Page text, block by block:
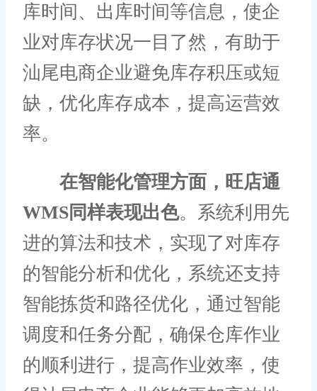
库时间、出库时间等信息，使企
业对库存状况一目了然，有助于
汕尾电商企业避免库存积压或短
缺，优化库存成本，提高运营效
率。
在智能化管理方面，旺店通
WMS同样表现出色。系统利用先
进的算法和技术，实现了对库存
的智能分析和优化，系统还支持
智能拣货和路径优化，通过智能
调度和任务分配，确保仓库作业
的顺利进行，提高作业效率，使